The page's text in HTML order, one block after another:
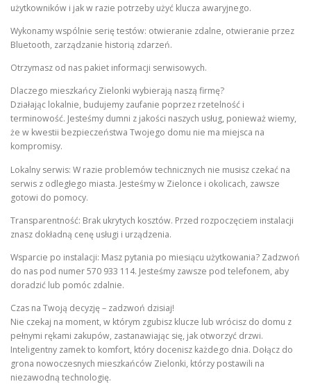
użytkowników i jak w razie potrzeby użyć klucza awaryjnego.
Wykonamy wspólnie serię testów: otwieranie zdalne, otwieranie przez
Bluetooth, zarządzanie historią zdarzeń.
Otrzymasz od nas pakiet informacji serwisowych.
Dlaczego mieszkańcy Zielonki wybierają naszą firmę?
Działając lokalnie, budujemy zaufanie poprzez rzetelność i
terminowość. Jesteśmy dumni z jakości naszych usług, ponieważ wiemy,
że w kwestii bezpieczeństwa Twojego domu nie ma miejsca na
kompromisy.
Lokalny serwis: W razie problemów technicznych nie musisz czekać na
serwis z odległego miasta. Jesteśmy w Zielonce i okolicach, zawsze
gotowi do pomocy.
Transparentność: Brak ukrytych kosztów. Przed rozpoczęciem instalacji
znasz dokładną cenę usługi i urządzenia.
Wsparcie po instalacji: Masz pytania po miesiącu użytkowania? Zadzwoń
do nas pod numer 570 933 114. Jesteśmy zawsze pod telefonem, aby
doradzić lub pomóc zdalnie.
Czas na Twoją decyzję – zadzwoń dzisiaj!
Nie czekaj na moment, w którym zgubisz klucze lub wrócisz do domu z
pełnymi rękami zakupów, zastanawiając się, jak otworzyć drzwi.
Inteligentny zamek to komfort, który docenisz każdego dnia. Dołącz do
grona nowoczesnych mieszkańców Zielonki, którzy postawili na
niezawodną technologię.